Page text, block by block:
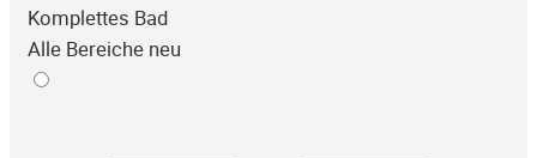
Komplettes Bad
Alle Bereiche neu